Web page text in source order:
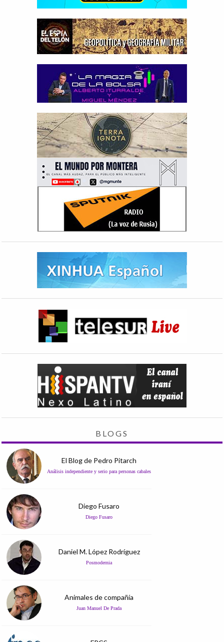
BLOGS
El Blog de Pedro Pitarch
Análisis independiente y serio para personas cabales
Diego Fusaro
Diego Fusaro
Daniel M. López Rodríguez
Posmodernia
Animales de compañía
Juan Manuel De Prada